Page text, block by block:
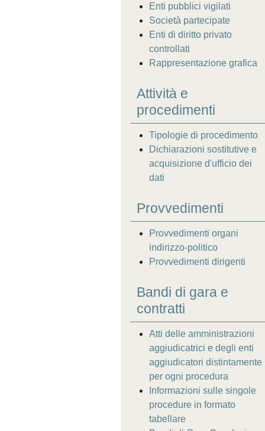
Enti pubblici vigilati
Società partecipate
Enti di diritto privato
controllati
Rappresentazione grafica
Attività e
procedimenti
Tipologie di procedimento
Dichiarazioni sostitutive e
acquisizione d'ufficio dei
dati
Provvedimenti
Provvedimenti organi
indirizzo-politico
Provvedimenti dirigenti
Bandi di gara e
contratti
Atti delle amministrazioni
aggiudicatrici e degli enti
aggiudicatori distintamente
per ogni procedura
Informazioni sulle singole
procedure in formato
tabellare